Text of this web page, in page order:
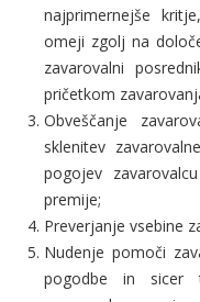
najprimernejše
omeji zgolj na
zavarovalni
pričetkom
Obveščanje
sklenitev
pogojev
premije;
Preverjanje vsebine
Nudenje pomoči
pogodbe in